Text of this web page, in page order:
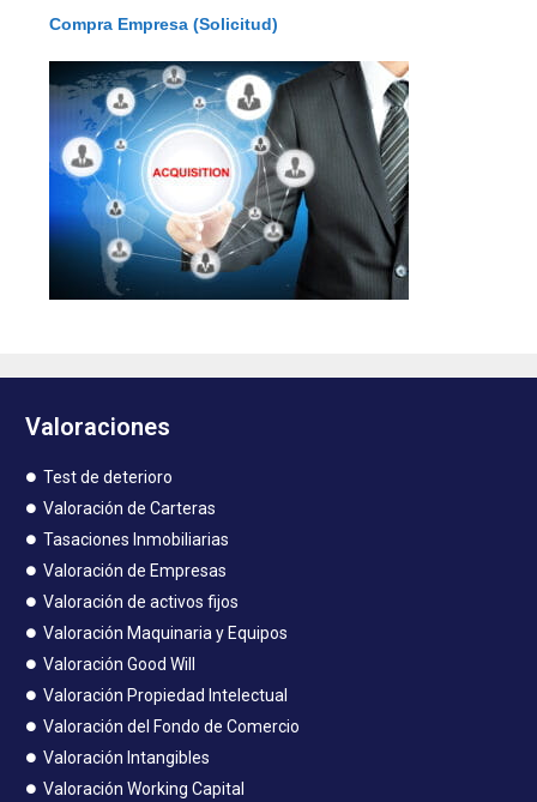
Compra Empresa (Solicitud)
Valoraciones
Test de deterioro
Valoración de Carteras
Tasaciones Inmobiliarias
Valoración de Empresas
Valoración de activos fijos
Valoración Maquinaria y Equipos
Valoración Good Will
Valoración Propiedad Intelectual
Valoración del Fondo de Comercio
Valoración Intangibles
Valoración Working Capital